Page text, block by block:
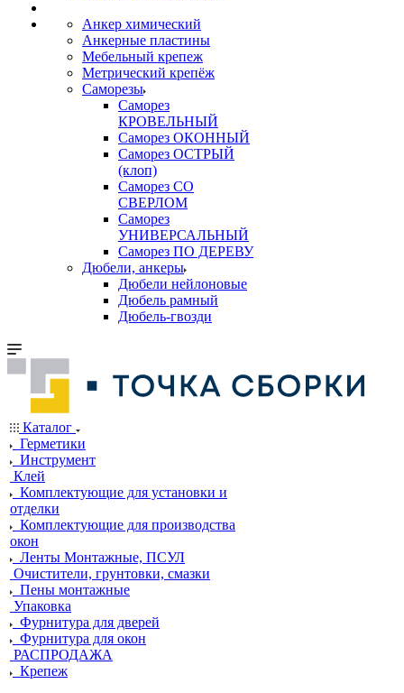
Анкер химический
Анкерные пластины
Мебельный крепеж
Метрический крепёж
Саморезы
Саморез
КРОВЕЛЬНЫЙ
Саморез ОКОННЫЙ
Саморез ОСТРЫЙ
(клоп)
Саморез СО
СВЕРЛОМ
Саморез
УНИВЕРСАЛЬНЫЙ
Саморез ПО ДЕРЕВУ
Дюбели, анкеры
Дюбели нейлоновые
Дюбель рамный
Дюбель-гвозди
Каталог
Герметики
Инструмент
Клей
Комплектующие для установки и
отделки
Комплектующие для производства
окон
Ленты Монтажные, ПСУЛ
Очистители, грунтовки, смазки
Пены монтажные
Упаковка
Фурнитура для дверей
Фурнитура для окон
РАСПРОДАЖА
Крепеж